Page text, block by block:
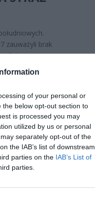
of your personal or
below opt-out section to
is processed you may
utilized by us or personal
separately opt-out of the
the IAB’s list of downstream
parties on the IAB’s List of
parties.
zauważyli brak